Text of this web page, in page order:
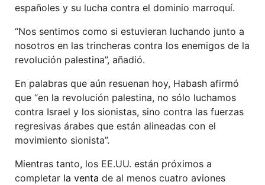
españoles y su lucha contra el dominio marroquí.
“Nos sentimos como si estuvieran luchando junto a
nosotros en las trincheras contra los enemigos de la
revolución palestina”, añadió.
En palabras que aún resuenan hoy, Habash afirmó
que “en la revolución palestina, no sólo luchamos
contra Israel y los sionistas, sino contra las fuerzas
regresivas árabes que están alineadas con el
movimiento sionista”.
Mientras tanto, los EE.UU. están próximos a
completar la venta de al menos cuatro aviones